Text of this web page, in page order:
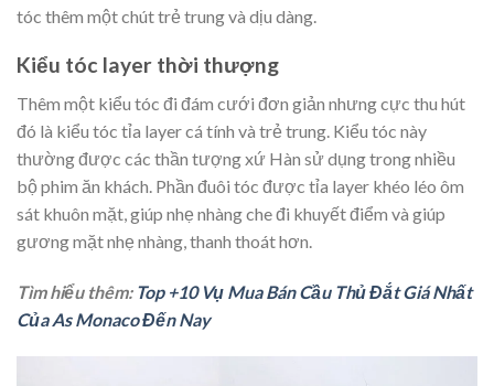
tóc thêm một chút trẻ trung và dịu dàng.
Kiểu tóc layer thời thượng
Thêm một kiểu tóc đi đám cưới đơn giản nhưng cực thu hút
đó là kiểu tóc tỉa layer cá tính và trẻ trung. Kiểu tóc này
thường được các thần tượng xứ Hàn sử dụng trong nhiều
bộ phim ăn khách. Phần đuôi tóc được tỉa layer khéo léo ôm
sát khuôn mặt, giúp nhẹ nhàng che đi khuyết điểm và giúp
gương mặt nhẹ nhàng, thanh thoát hơn.
Tìm hiểu thêm: Top +10 Vụ Mua Bán Cầu Thủ Đắt Giá Nhất
Của As Monaco Đến Nay